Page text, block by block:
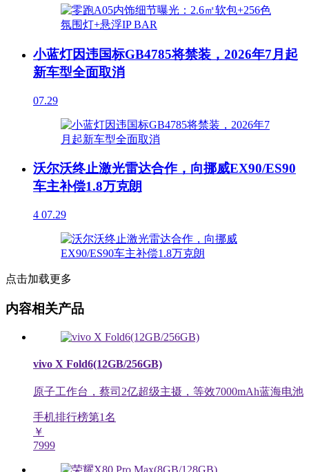
小蓝灯因违国标GB4785将禁装，2026年7月起
新车型全面取消
07.29
沃尔沃终止激光雷达合作，向挪威EX90/ES90
车主补偿1.8万克朗
4 07.29
点击加载更多
内容相关产品
vivo X Fold6(12GB/256GB)
原子工作台，蔡司2亿超级主摄，等效7000mAh蓝海电池
手机排行榜第1名
￥
7999